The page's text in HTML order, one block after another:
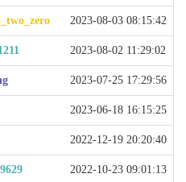
2023-08-03 08:15:42
2023-08-02 11:29:02
2023-07-25 17:29:56
2023-06-18 16:15:25
2022-12-19 20:20:40
2022-10-23 09:01:13